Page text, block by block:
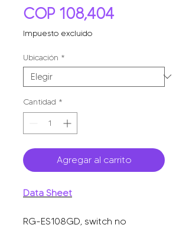
COP 108,404Precio
Impuesto excluido
Ubicación *
Cantidad *
Agregar al carrito
Data Sheet
RG-ES108GD, switch no